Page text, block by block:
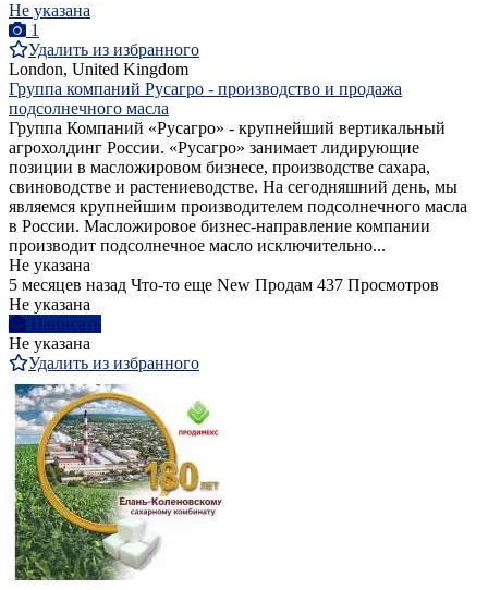
Не указана
1
Удалить из избранного
London, United Kingdom
Группа компаний Русагро - производство и продажа
подсолнечного масла
Группа Компаний «Русагро» - крупнейший вертикальный
агрохолдинг России. «Русагро» занимает лидирующие
позиции в масложировом бизнесе, производстве сахара,
свиноводстве и растениеводстве. На сегодняшний день, мы
являемся крупнейшим производителем подсолнечного масла
в России. Масложировое бизнес-направление компании
производит подсолнечное масло исключительно...
Не указана
5 месяцев назад Что-то еще New Продам 437 Просмотров
Не указана
Написать
Не указана
Удалить из избранного